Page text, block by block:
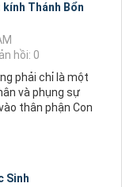
Thánh Bổn
hồi: 0
phải chỉ là một
và phụng sự
thân phận Con
Sinh